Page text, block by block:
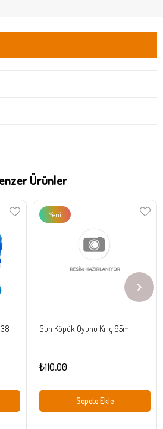
Ürünler
Sun Köpük Oyunu Kılıç 95ml
₺110,00
Sepete Ekle
Yeni